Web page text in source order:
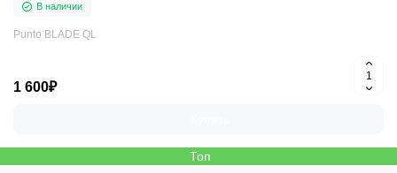
В наличии
Punto BLADE QL
1 600₽
Топ